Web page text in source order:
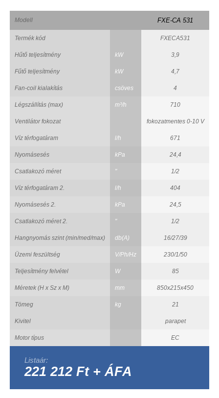
Modell FXE-CA 531
Termék kód FXECA531
Hűtő teljesítmény kW 3,9
Fűtő teljesítmény kW 4,7
Fan-coil kialakítás csöves 4
Légszállítás (max) m³/h 710
Ventilátor fokozat fokozatmentes 0-10 V
Víz térfogatáram l/h 671
Nyomásesés kPa 24,4
Csatlakozó méret " 1/2
Víz térfogatáram 2. l/h 404
Nyomásesés 2. kPa 24,5
Csatlakozó méret 2. " 1/2
Hangnyomás szint (min/med/max) db(A) 16/27/39
Üzemi feszültség V/Ph/Hz 230/1/50
Teljesítmény felvétel W 85
Méretek (H x Sz x M) mm 850x215x450
Tömeg kg 21
Kivitel parapet
Motor típus EC
Listaár:
221 212 Ft + ÁFA